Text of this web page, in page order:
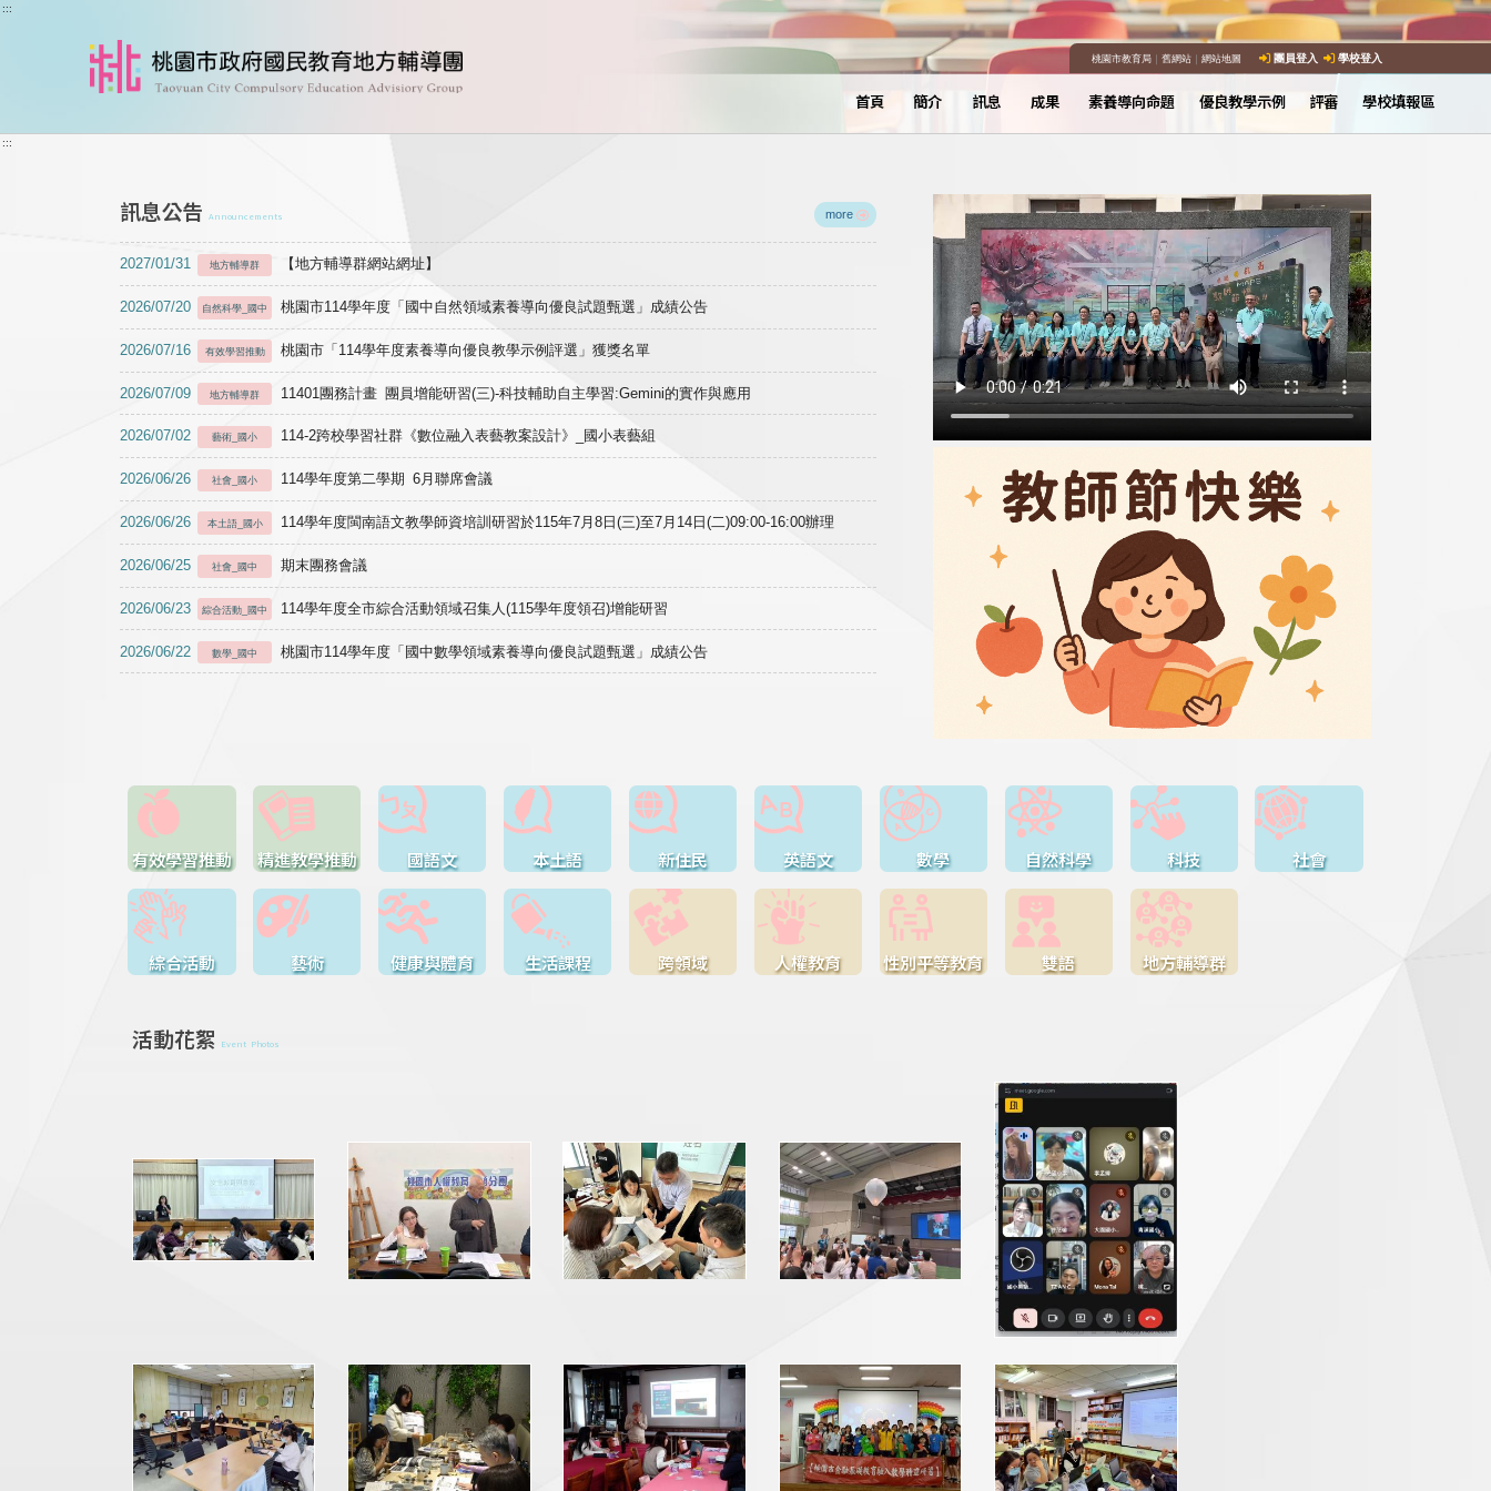
跳到主要內容
:::
桃園市教育局｜ 舊網站｜ 網站地圖 團員登入 學校登入
首頁 簡介 訊息 成果 素養導向命題 優良教學示例 評審 學校填報區
:::
訊息公告 Announcements more
2027/01/31 地方輔導群 【地方輔導群網站網址】
2026/07/20 自然科學_國中 桃園市114學年度「國中自然領域素養導向優良試題甄選」成績公告
2026/07/16 有效學習推動 桃園市「114學年度素養導向優良教學示例評選」獲獎名單
2026/07/09 地方輔導群 11401團務計畫 團員增能研習(三)-科技輔助自主學習:Gemini的實作與應用
2026/07/02 藝術_國小 114-2跨校學習社群《數位融入表藝教案設計》_國小表藝組
2026/06/26 社會_國小 114學年度第二學期 6月聯席會議
2026/06/26 本土語_國小 114學年度閩南語文教學師資培訓研習於115年7月8日(三)至7月14日(二)09:00-16:00辦理
2026/06/25 社會_國中 期末團務會議
2026/06/23 綜合活動_國中 114學年度全市綜合活動領域召集人(115學年度領召)增能研習
2026/06/22 數學_國中 桃園市114學年度「國中數學領域素養導向優良試題甄選」成績公告
有效學習推動 精進教學推動 國語文 本土語 新住民 英語文 數學 自然科學 科技 社會
綜合活動 藝術 健康與體育 生活課程 跨領域 人權教育 性別平等教育 雙語 地方輔導群
活動花絮 Event Photos